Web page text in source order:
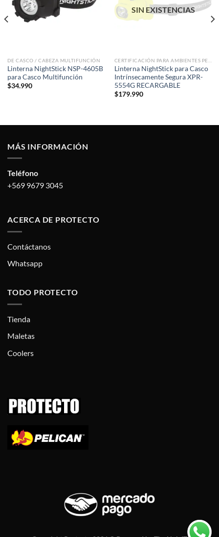
DE CASCO / CABEZA MULTIFUNCIÓN
Linterna NightStick NSP-4605B
para Casco Multifunción
$34.990
SIN EXISTENCIAS
Linterna NightStick para Casco
Intrínsecamente Segura XPR-
5554G RECARGABLE
$179.990
MÁS INFORMACIÓN
Teléfono
+569 9679 3045
ACERCA DE PROTECTO
Contáctanos
Whatsapp
TODO PROTECTO
Tienda
Maletas
Coolers